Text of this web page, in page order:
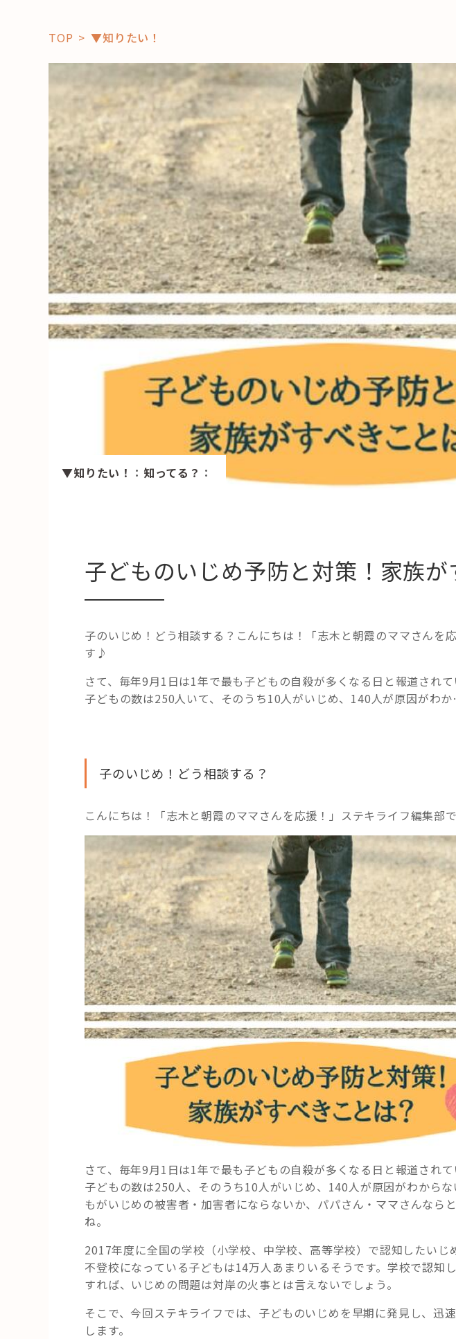
「コト」
子育て
暮らし
おすすめ
スポット
学び・教育
「場」
HAREL
HAREL
活用事例
「モノ」
リノベ事例
「ひと」
TOP ▼知りたい！
▼知りたい！ ： 知ってる？ ：
子どものいじめ予防と対策！家族が
子のいじめ！どう相談する？こんにちは！「志木と朝霞のママさんを
す♪
さて、毎年9月1日は1年で最も子どもの自殺が多くなる日と報道され
子どもの数は250人いて、そのうち10人がいじめ、140人が原因がわ
子のいじめ！どう相談する？
こんにちは！「志木と朝霞のママさんを応援！」ステキライフ編集部
さて、毎年9月1日は1年で最も子どもの自殺が多くなる日と報道され
子どもの数は250人、そのうち10人がいじめ、140人が原因がわから
もがいじめの被害者・加害者にならないか、パパさん・ママさんなら
ね。
2017年度に全国の学校（小学校、中学校、高等学校）で認知したいじ
不登校になっている子どもは14万人あまりいるそうです。学校で認知
すれば、いじめの問題は対岸の火事とは言えないでしょう。
そこで、今回ステキライフでは、子どものいじめを早期に発見し、迅
します。